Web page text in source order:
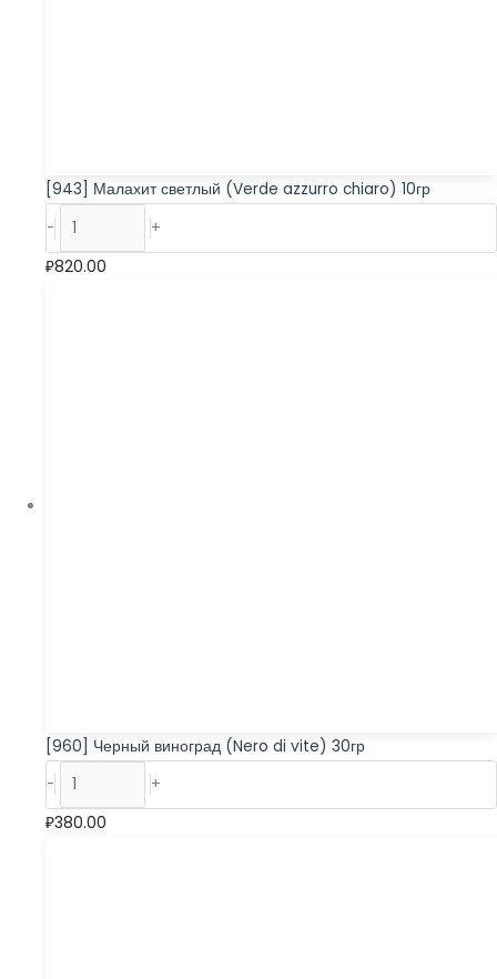
[943] Малахит светлый (Verde azzurro chiaro) 10гр
-
+
₽820.00
[960] Черный виноград (Nero di vite) 30гр
-
+
₽380.00